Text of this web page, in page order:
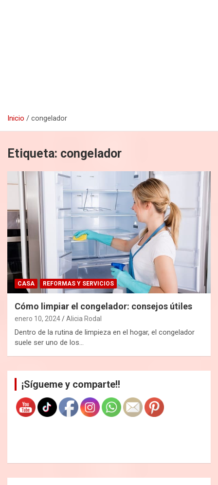
Inicio congelador
Etiqueta: congelador
CASA REFORMAS Y SERVICIOS
Cómo limpiar el congelador: consejos útiles
enero 10, 2024 Alicia Rodal
Dentro de la rutina de limpieza en el hogar, el congelador
suele ser uno de los…
¡Sígueme y comparte!!